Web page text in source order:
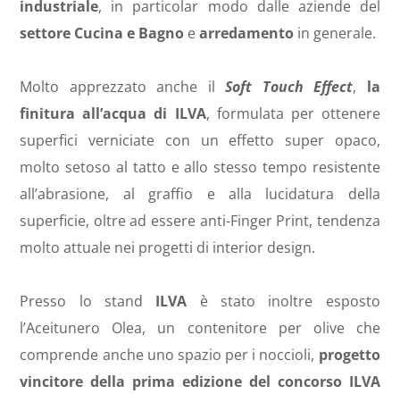
industriale, in particolar modo dalle aziende del
settore Cucina e Bagno earredamento in generale.
Molto apprezzato anche ilSoft Touch Effect, la
finitura all’acqua di ILVA, formulata per ottenere
superfici verniciate con un effetto super opaco,
molto setoso al tatto e allo stesso tempo resistente
all’abrasione, al graffio e alla lucidatura della
superficie, oltre ad essere anti-Finger Print, tendenza
molto attuale nei progetti di interior design.
Presso lo stand ILVA è stato inoltre esposto
l’Aceitunero Olea, un contenitore per olive che
comprende anche uno spazio per i noccioli, progetto
vincitore della prima edizione del concorso ILVA